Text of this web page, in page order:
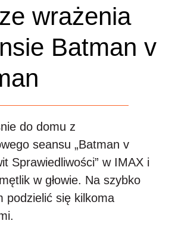
wrażenia
Batman v
do domu z
seansu „Batman v
Sprawiedliwości” w IMAX i
w głowie. Na szybko
podzielić się kilkoma